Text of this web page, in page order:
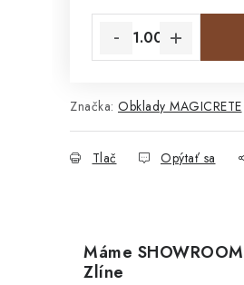
Značka: Obklady MAGICRETE
Tlač Opýtať sa
Máme
Zlíne